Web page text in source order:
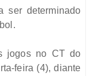
ser determinado
jogos no CT do
feira (4), diante